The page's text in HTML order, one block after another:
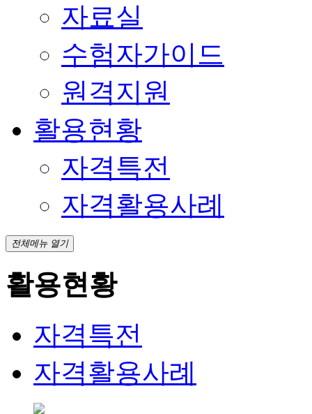
자료실
수험자가이드
원격지원
활용현황
자격특전
자격활용사례
전체메뉴 열기
활용현황
자격특전
자격활용사례